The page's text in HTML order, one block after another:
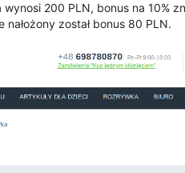
wynosi 200 PLN, bonus na 10%
został bonus 80 PLN.